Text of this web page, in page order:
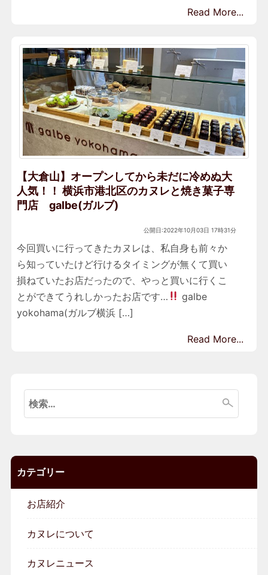
Read More...
【大倉山】オープンしてから未だに冷めぬ大
人気！！ 横浜市港北区のカヌレと焼き菓子専
門店 galbe(ガルブ)
公開日:2022年10月03日 17時31分
今回買いに行ってきたカヌレは、私自身も前々か
ら知っていたけど行けるタイミングが無くて買い
損ねていたお店だったので、やっと買いに行くこ
とができてうれしかったお店です…
galbe
yokohama(ガルブ横浜 […]
Read More...
検
索:
カテゴリー
お店紹介
カヌレについて
カヌレニュース